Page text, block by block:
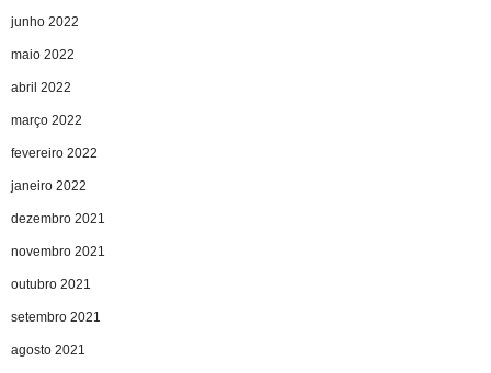
junho 2022
maio 2022
abril 2022
março 2022
fevereiro 2022
janeiro 2022
dezembro 2021
novembro 2021
outubro 2021
setembro 2021
agosto 2021